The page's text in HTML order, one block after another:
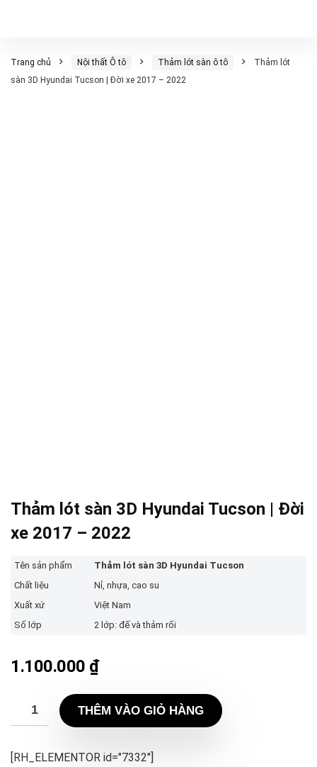
Trang chủ Nội thất Ô tô Thảm lót sàn ô tô
Thảm lót
sàn 3D Hyundai Tucson | Đời xe 2017 – 2022
Thảm lót sàn 3D Hyundai Tucson | Đời
xe 2017 – 2022
Tên sản phẩm
Thảm lót sàn 3D Hyundai Tucson
Chất liệu
Nỉ, nhựa, cao su
Xuất xứ
Việt Nam
Số lớp
2 lớp: đế và thảm rối
1.100.000 ₫
THÊM VÀO GIỎ HÀNG
[RH_ELEMENTOR id="7332"]